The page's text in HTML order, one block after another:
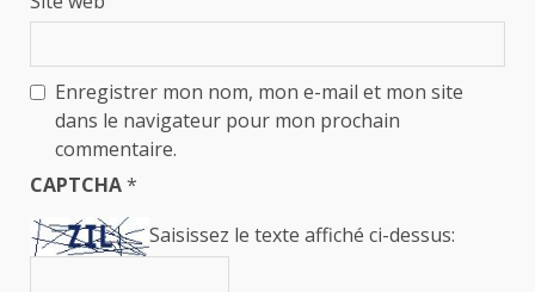
Enregistrer mon nom, mon e-mail et mon site
dans le navigateur pour mon prochain
commentaire.
CAPTCHA*
Saisissez le texte affiché ci-dessus: